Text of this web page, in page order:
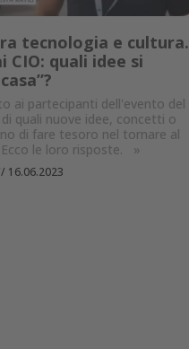
tecnologia e cultura.
CIO: quali idee si
ai partecipanti dell'evento del
quali nuove idee, concetti o
di fare tesoro nel tornare al
le loro risposte.
»
16.06.2023